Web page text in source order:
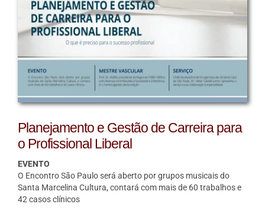
Planejamento e Gestão de Carreira para
o Profissional Liberal
EVENTO
O Encontro São Paulo será aberto por grupos musicais do
Santa Marcelina Cultura, contará com mais de 60 trabalhos e
42 casos clínicos